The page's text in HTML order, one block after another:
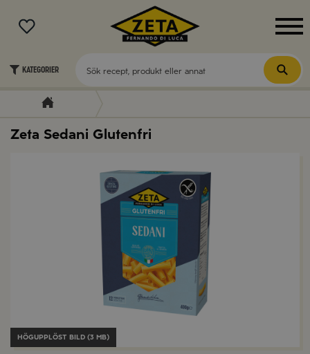
MENY
Kategorier
Zeta Sedani Glutenfri
HÖGUPPLÖST BILD (3 MB)